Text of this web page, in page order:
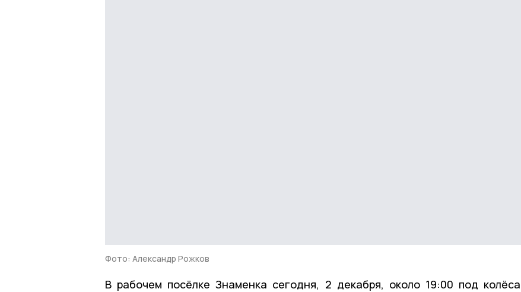
Фото: Александр Рожков
В рабочем посёлке Знаменка сегодня, 2 декабря, около 19:00 под колёса